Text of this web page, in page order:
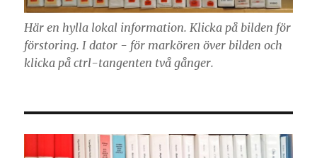
Här en hylla lokal information. Klicka på bilden för
förstoring. I dator - för markören över bilden och
klicka på ctrl-tangenten två gånger.